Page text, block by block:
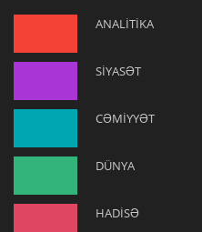
ANALİTİKA
SİYASƏT
CƏMİYYƏT
DÜNYA
HADİSƏ